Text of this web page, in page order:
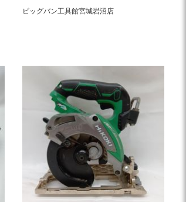
ビッグバン工具館宮城岩沼店